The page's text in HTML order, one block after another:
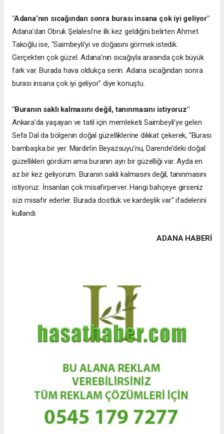
"Adana’nın sıcağından sonra burası insana çok iyi geliyor"
Adana’dan Obruk Şelalesi’ne ilk kez geldiğini belirten Ahmet
Takoğlu ise, "Saimbeyli’yi ve doğasını görmek istedik.
Gerçekten çok güzel. Adana’nın sıcağıyla arasında çok büyük
fark var. Burada hava oldukça serin. Adana sıcağından sonra
burası insana çok iyi geliyor" diye konuştu.
"Buranın saklı kalmasını değil, tanınmasını istiyoruz"
Ankara’da yaşayan ve tatil için memleketi Saimbeyli’ye gelen
Sefa Dal da bölgenin doğal güzelliklerine dikkat çekerek, "Burası
bambaşka bir yer. Mardin’in Beyazsuyu’nu, Darende’deki doğal
güzellikleri gördüm ama buranın ayrı bir güzelliği var. Ayda en
az bir kez geliyorum. Buranın saklı kalmasını değil, tanınmasını
istiyoruz. İnsanları çok misafirperver. Hangi bahçeye girseniz
sizi misafir ederler. Burada dostluk ve kardeşlik var" ifadelerini
kullandı.
ADANA HABERİ